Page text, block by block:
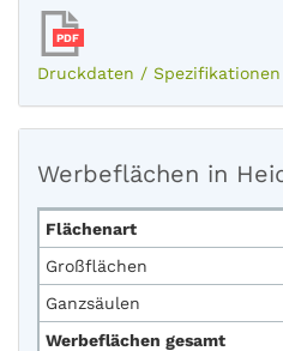
PDF
Druckdaten /
Werbeflächen in
Flächenart
Großflächen
Ganzsäulen
Werbeflächen gesamt